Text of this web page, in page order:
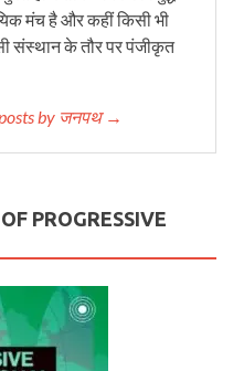
मंच है और कहीं किसी भी
संस्थान के तौर पर पंजीकृत
by जनपथ →
PROGRESSIVE